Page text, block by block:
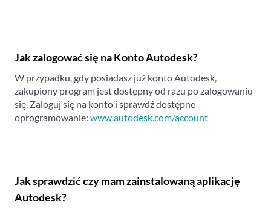
Jak zalogować się na Konto Autodesk?
W przypadku, gdy posiadasz już konto Autodesk,
zakupiony program jest dostępny od razu po zalogowaniu
się. Zaloguj się na konto i sprawdź dostępne
oprogramowanie: www.autodesk.com/account
Jak sprawdzić czy mam zainstalowaną aplikację
Autodesk?